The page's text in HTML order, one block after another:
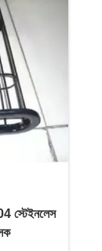
স্টেইনলেস